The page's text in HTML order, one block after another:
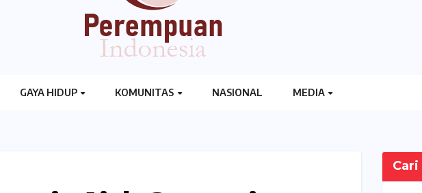
GAYA HIDUP KOMUNITAS NASIONAL MEDIA
Cari